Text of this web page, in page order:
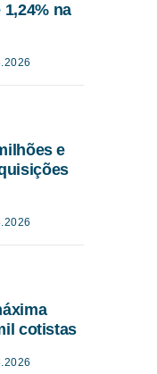
na
e
cotistas